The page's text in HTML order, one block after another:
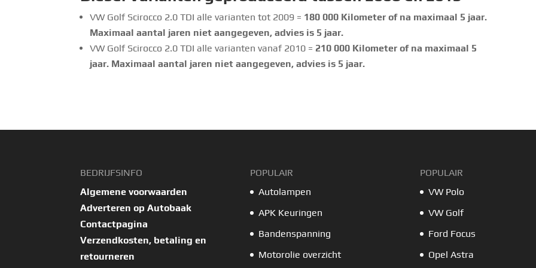
VW Golf Scirocco 2.0 TDI alle varianten tot 2009 = 180 000 Kilometer of na maximaal 5 jaar.
Maximaal aantal jaren niet aangegeven, advies is 5 jaar.
VW Golf Scirocco 2.0 TDI alle varianten vanaf 2010 = 210 000 Kilometer of na maximaal 5
jaar. Maximaal aantal jaren niet aangegeven, advies is 5 jaar.
BEDRIJFSINFO
Algemene voorwaarden
Adverteren op Autobaak
Contactpagina
Verzendkosten, betaling en
retourneren
POPULAIR
Autolampen
APK Keuringen
Bandenspanning
Motorolie overzicht
POPULAIR
VW Polo
VW Golf
Ford Focus
Opel Astra